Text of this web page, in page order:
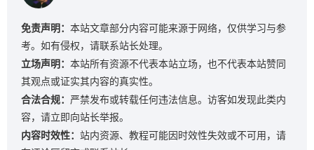
免责声明： 本站文章部分内容可能来源于网络，仅供学习与参
考。如有侵权，请联系站长处理。
立场声明： 本站所有资源不代表本站立场，也不代表本站赞同
其观点或证实其内容的真实性。
合法合规： 严禁发布或转载任何违法信息。访客如发现此类内
容，请立即向站长举报。
内容时效性： 站内资源、教程可能因时效性失效或不可用，请